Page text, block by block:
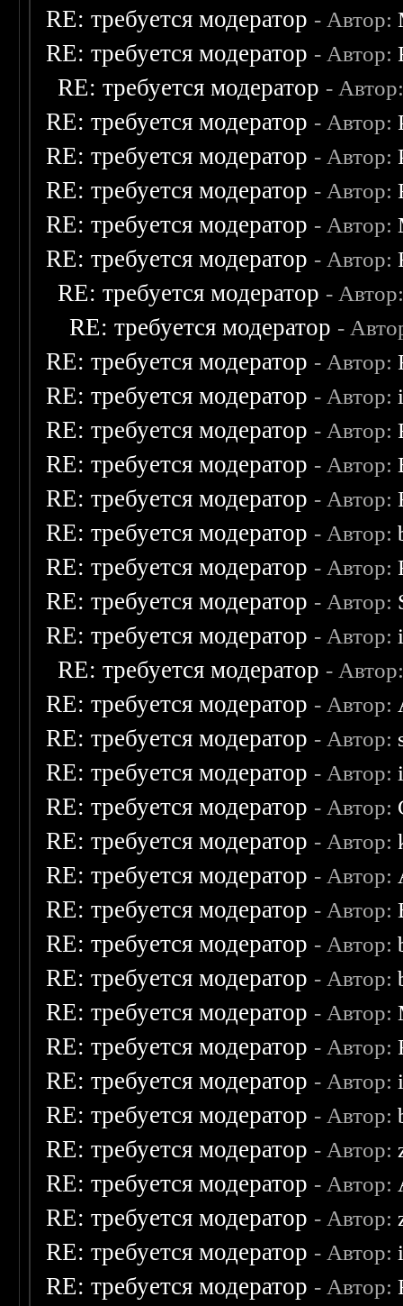
RE: требуется модератор - Автор:
RE: требуется модератор - Автор:
RE: требуется модератор -
RE: требуется модератор - Автор:
RE: требуется модератор - Автор:
RE: требуется модератор - Автор:
RE: требуется модератор - Автор:
RE: требуется модератор - Автор:
RE: требуется модератор -
RE: требуется модератор -
RE: требуется модератор - Автор:
RE: требуется модератор - Автор:
RE: требуется модератор - Автор:
RE: требуется модератор - Автор:
RE: требуется модератор - Автор:
RE: требуется модератор - Автор:
RE: требуется модератор - Автор:
RE: требуется модератор - Автор:
RE: требуется модератор - Автор:
RE: требуется модератор -
RE: требуется модератор - Автор:
RE: требуется модератор - Автор:
RE: требуется модератор - Автор:
RE: требуется модератор - Автор:
RE: требуется модератор - Автор:
RE: требуется модератор - Автор:
RE: требуется модератор - Автор:
RE: требуется модератор - Автор:
RE: требуется модератор - Автор:
RE: требуется модератор - Автор:
RE: требуется модератор - Автор:
RE: требуется модератор - Автор:
RE: требуется модератор - Автор:
RE: требуется модератор - Автор:
RE: требуется модератор - Автор:
RE: требуется модератор - Автор:
RE: требуется модератор - Автор:
RE: требуется модератор - Автор: